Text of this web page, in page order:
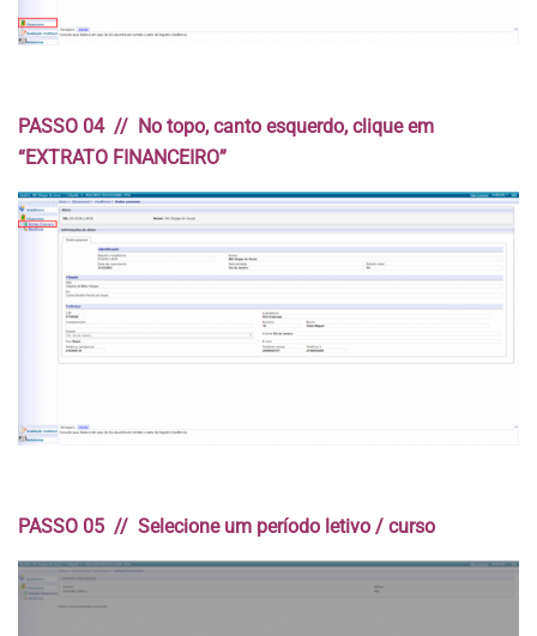
PASSO 04 // No topo, canto esquerdo, clique em
“EXTRATO FINANCEIRO”
PASSO 05 // Selecione um período letivo / curso